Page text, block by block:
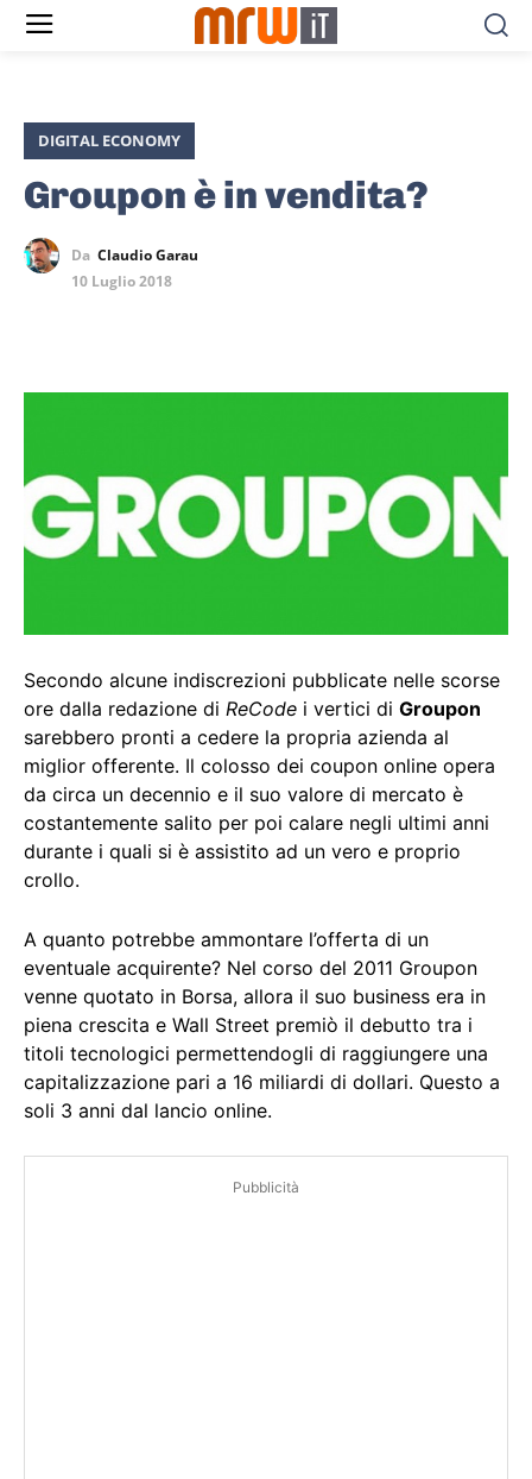
DIGITAL ECONOMY
Groupon è in vendita?
Da Claudio Garau
10 Luglio 2018
Secondo alcune indiscrezioni pubblicate nelle scorse
ore dalla redazione di ReCode i vertici di Groupon
sarebbero pronti a cedere la propria azienda al
miglior offerente. Il colosso dei coupon online opera
da circa un decennio e il suo valore di mercato è
costantemente salito per poi calare negli ultimi anni
durante i quali si è assistito ad un vero e proprio
crollo.
A quanto potrebbe ammontare l’offerta di un
eventuale acquirente? Nel corso del 2011 Groupon
venne quotato in Borsa, allora il suo business era in
piena crescita e Wall Street premiò il debutto tra i
titoli tecnologici permettendogli di raggiungere una
capitalizzazione pari a 16 miliardi di dollari. Questo a
soli 3 anni dal lancio online.
Pubblicità